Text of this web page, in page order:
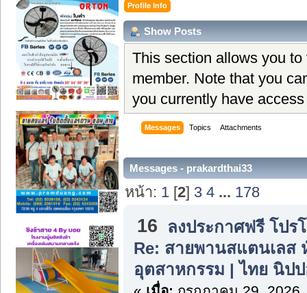
Profile Info
Show Posts
This section allows you
member. Note that you
you currently have
Messages Topics Attachments
Messages - prakardthai33
หน้า: 1 [2] 3 4 ... 178
16
ลงประกาศฟรี โป
Re: สายพานสแตนเลส
อุตสาหกรรม | ไทย นิป